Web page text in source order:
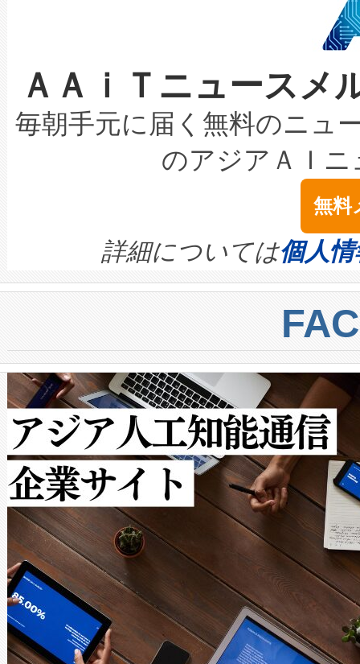
選定された製品について、自
取得できる可能性もあります
設には、3億～4億ドルかか
最高経営責任者（CEO）であ
す。「当社のfully-connected
ームを利用すれば、6,000万
きます。この効率性は、フェ
系統連系を迅速にし、ピーク
限を超えて利用可能な電力容
持できるよう貢献します。こ
ービスレベル契約（SLA）違
テリー性能の劣化によるダウ
念は、現在データセンターが
ます。 Voltaiq provides a
quality and reliability for AI
BESS stack to ensure battery
centers. Voltaiqは、ai&のAI
からシステム統合、試運転、
クルの各段階のデータを監視
[…]
ケーブル、枝などの細かな対
なレーザースポットにより、
な環境下でも豊かなディテー
キロメートル範囲を検出
LiDAR for Inspections,
は1535 nmレーザーを搭載。
イズの小径化を実現すること
す。ノーマルモードでは、
ートル先まで検出でき、これ
トに対して約600メートルに
では、反射率10％のターゲッ
で向上し、最大検知距離は
ットだけで最大1キロメート
ルの変電所周囲を監視でき、
作業と点群処理を簡素化でき
Avia 2は、2種類のFOVオプシ
× 80°のノーマルモード、長
ードを切り替えて使用するこ
ることなく、単一のデバイス
うにします。遠距離まで届く
ＡＡｉＴニュース
毎朝手元に届く無料のニュ
のアジアＡＩ
無料
詳細については個人